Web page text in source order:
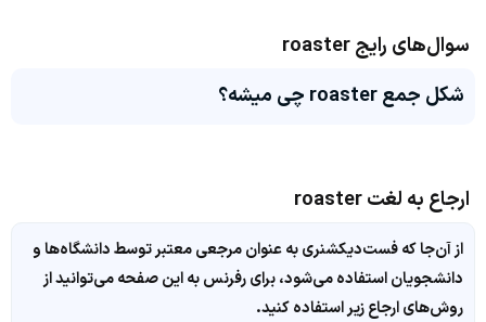
سوال‌های رایج roaster
شکل جمع roaster چی میشه؟
ارجاع به لغت roaster
از آن‌جا که فست‌دیکشنری به عنوان مرجعی معتبر توسط دانشگاه‌ها و
دانشجویان استفاده می‌شود، برای رفرنس به این صفحه می‌توانید از
روش‌های ارجاع زیر استفاده کنید.